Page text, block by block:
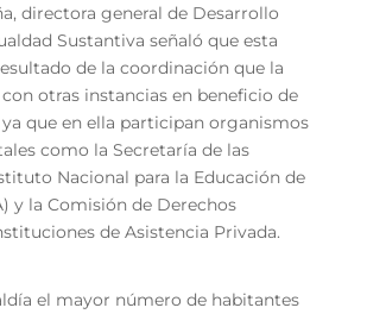
directora general de Desarrollo
Sustantiva señaló que esta
de la coordinación que la
otras instancias en beneficio de
que en ella participan organismos
como la Secretaría de las
Nacional para la Educación de
y la Comisión de Derechos
de Asistencia Privada.
el mayor número de habitantes